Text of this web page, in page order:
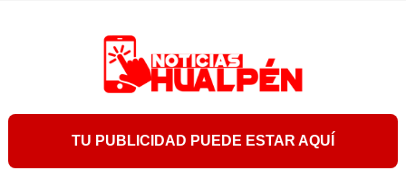
TU PUBLICIDAD PUEDE ESTAR AQUÍ